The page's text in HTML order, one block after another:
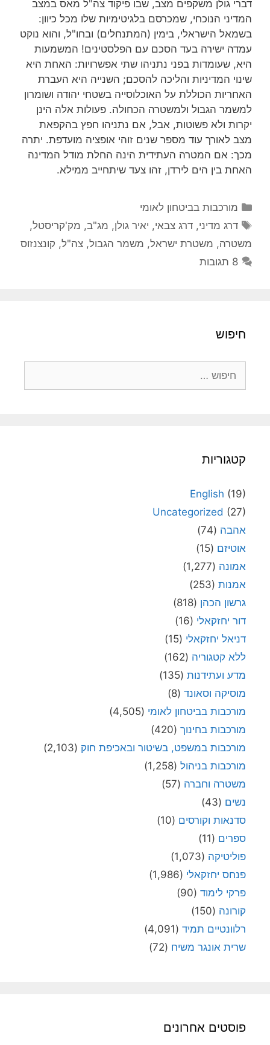
דברי גולן משקפים מצב, שבו פיקוד צה"ל מאס במצב
המדיני הנוכחי, שמכרסם בלגיטימיות שלו מכל כיוון:
בשמאל הישראלי, בימין (המתנחלים) ובחו"ל, והוא נוקט
עמדה ישירה בעד הסכם עם הפלסטינים! המשמעות
היא, שעומדות בפני נתניהו שתי אפשרויות: האחת היא
שינוי המדיניות והליכה להסכם; השנייה היא העברת
האחריות הכוללת על האוכלוסייה בשטחי יהודה ושומרון
למשמר הגבול ולמשטרה הכחולה. פעולות אלה הינן
יקרות ולא פשוטות, אבל, אם נתניהו חפץ בהקפאת
מצב לאורך עוד מספר שנים זוהי אופציה מועדפת. יתרה
מכך: אם המטרה העתידית הינה החלת מודל המדינה
האחת בין הים לירדן, זהו צעד שיתחייב ממילא.
קטגוריות
מורכבות בביטחון לאומי
תגיות
דרג מדיני,דרג צבאי, יאיר גולן, מג"ב, מק'קריסטל,
משטרה, משטרת ישראל, משמר הגבול, צה"ל, קונצנזוס
8 תגובות
חיפוש
קטגוריות
English (19)
Uncategorized (27)
אהבה (74)
אוטיזם (15)
אמונה (1,277)
אמנות (253)
גרשון הכהן (818)
דור יחזקאלי (16)
דניאל יחזקאלי (15)
ללא קטגוריה (162)
מדע ועתידנות (135)
מוסיקה וסאונד (8)
מורכבות בביטחון לאומי (4,505)
מורכבות בחינוך (420)
מורכבות במשפט, בשיטור ובאכיפת חוק (2,103)
מורכבות בניהול (1,258)
משטרה וחברה (57)
נשים (43)
סדנאות וקורסים (10)
ספרים (11)
פוליטיקה (1,073)
פנחס יחזקאלי (1,986)
פרקי לימוד (90)
קורונה (150)
רלוונטיים תמיד (4,091)
שרית אונגר משיח (72)
פוסטים אחרונים